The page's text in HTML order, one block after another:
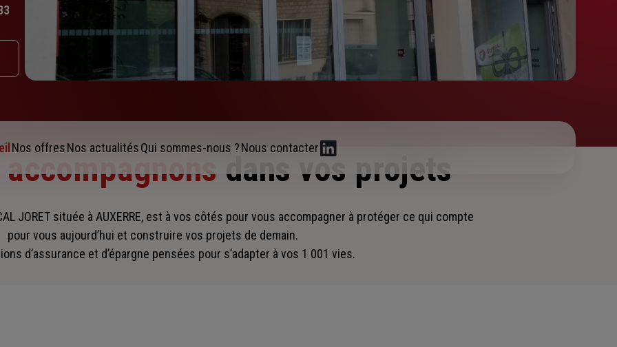
Nos offresNos actualitésQui sommes-nous ?Nous contacter
dans vos projets
JORET située à AUXERRE, est à vos côtés pour vous accompagner à protéger ce qui compte
pour vous aujourd’hui et construire vos projets de demain.
d’assurance et d’épargne pensées pour s’adapter à vos 1 001 vies.